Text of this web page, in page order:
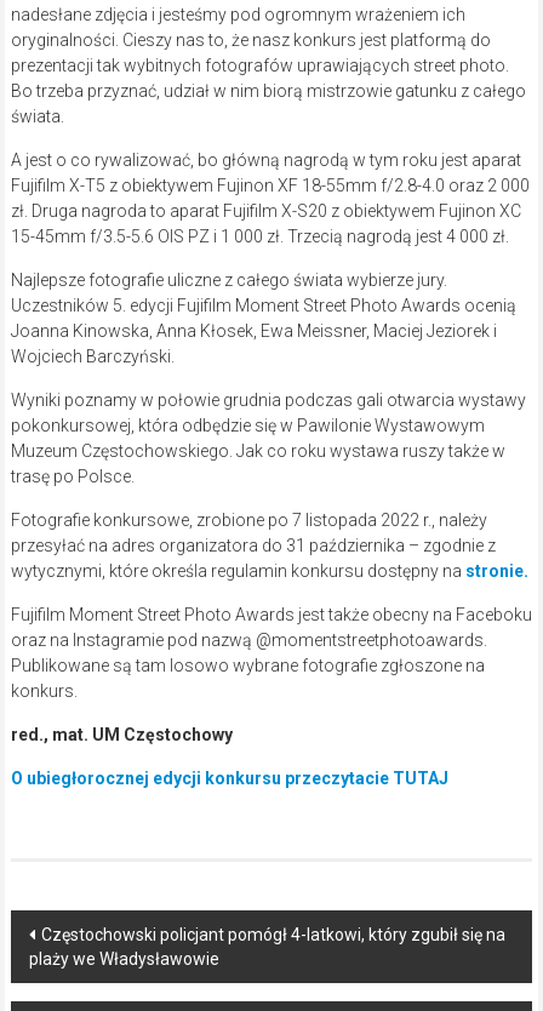
nadesłane zdjęcia i jesteśmy pod ogromnym wrażeniem ich
oryginalności. Cieszy nas to, że nasz konkurs jest platformą do
prezentacji tak wybitnych fotografów uprawiających street photo.
Bo trzeba przyznać, udział w nim biorą mistrzowie gatunku z całego
świata.
A jest o co rywalizować, bo główną nagrodą w tym roku jest aparat
Fujifilm X-T5 z obiektywem Fujinon XF 18-55mm f/2.8-4.0 oraz 2 000
zł. Druga nagroda to aparat Fujifilm X-S20 z obiektywem Fujinon XC
15-45mm f/3.5-5.6 OIS PZ i 1 000 zł. Trzecią nagrodą jest 4 000 zł.
Najlepsze fotografie uliczne z całego świata wybierze jury.
Uczestników 5. edycji Fujifilm Moment Street Photo Awards ocenią
Joanna Kinowska, Anna Kłosek, Ewa Meissner, Maciej Jeziorek i
Wojciech Barczyński.
Wyniki poznamy w połowie grudnia podczas gali otwarcia wystawy
pokonkursowej, która odbędzie się w Pawilonie Wystawowym
Muzeum Częstochowskiego. Jak co roku wystawa ruszy także w
trasę po Polsce.
Fotografie konkursowe, zrobione po 7 listopada 2022 r., należy
przesyłać na adres organizatora do 31 października – zgodnie z
wytycznymi, które określa regulamin konkursu dostępny na stronie.
Fujifilm Moment Street Photo Awards jest także obecny na Faceboku
oraz na Instagramie pod nazwą @momentstreetphotoawards.
Publikowane są tam losowo wybrane fotografie zgłoszone na
konkurs.
red., mat. UM Częstochowy
O ubiegłorocznej edycji konkursu przeczytacie TUTAJ
Post
navigation
Częstochowski policjant pomógł 4-latkowi, który zgubił się na
plaży we Władysławowie